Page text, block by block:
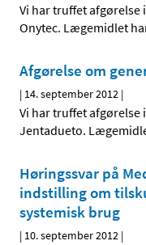
Vi har truffet
Onytec. Lægemidlet
Afgørelse om
| 14. september 2012 |
Vi har truffet
Jentadueto.
Høringssvar på
indstilling om
systemisk brug
| 10. september 2012 |